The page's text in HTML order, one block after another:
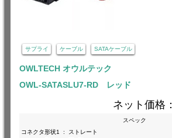
サプライ ケーブル SATAケーブル
OWLTECH オウルテック
OWL-SATASLU7-RD レッド
ネット価格：
スペック
コネクタ形状1
:
ストレート